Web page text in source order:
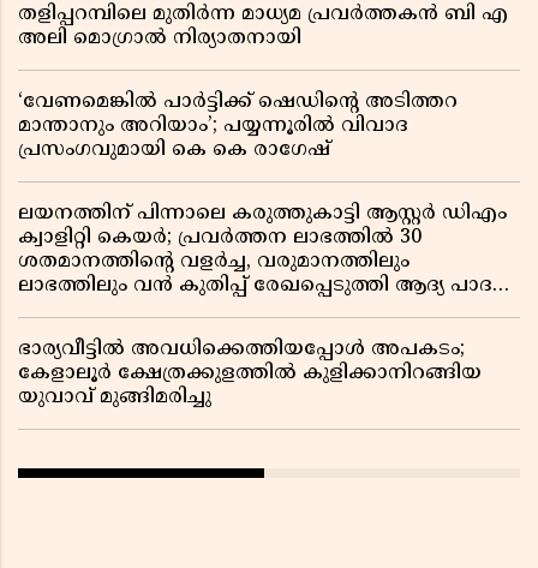
തളിപ്പറമ്പിലെ മുതിർന്ന മാധ്യമ പ്രവർത്തകൻ ബി എ
അലി മൊഗ്രാൽ നിര്യാതനായി
‘വേണമെങ്കിൽ പാർട്ടിക്ക് ഷെഡിൻ്റെ അടിത്തറ
മാന്താനും അറിയാം’; പയ്യന്നൂരിൽ വിവാദ
പ്രസംഗവുമായി കെ കെ രാഗേഷ്
ലയനത്തിന് പിന്നാലെ കരുത്തുകാട്ടി ആസ്റ്റർ ഡിഎം
ക്വാളിറ്റി കെയർ; പ്രവർത്തന ലാഭത്തിൽ 30
ശതമാനത്തിൻ്റെ വളർച്ച, വരുമാനത്തിലും
ലാഭത്തിലും വൻ കുതിപ്പ് രേഖപ്പെടുത്തി ആദ്യ പാദ
ഭാര്യവീട്ടിൽ അവധിക്കെത്തിയപ്പോൾ അപകടം;
കേളാലൂർ ക്ഷേത്രക്കുളത്തിൽ കുളിക്കാനിറങ്ങിയ
യുവാവ് മുങ്ങിമരിച്ചു